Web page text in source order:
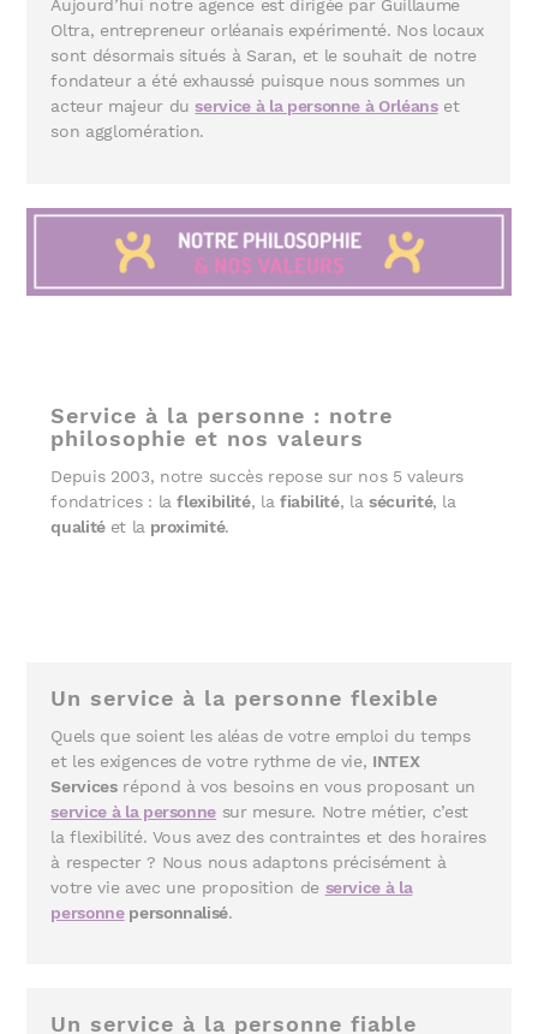
Aujourd’hui notre agence est dirigée par Guillaume
Oltra, entrepreneur orléanais expérimenté. Nos locaux
sont désormais situés à Saran, et le souhait de notre
fondateur a été exhaussé puisque nous sommes un
acteur majeur duservice à la personne à Orléanset
son agglomération.
Service à la personne : notre
philosophie et nos valeurs
Depuis 2003, notre succès repose sur nos 5 valeurs
fondatrices : laflexibilité, la fiabilité, la sécurité, la
qualité et la proximité.
Un service à la personne flexible
Quels que soient les aléas de votre emploi du temps
et les exigences de votre rythme de vie, INTEX
Servicesrépond à vos besoins en vous proposant un
service à la personne sur mesure. Notre métier, c’est
la flexibilité. Vous avez des contraintes et des horaires
à respecter ? Nous nous adaptons précisément à
votre vie avec une proposition de service à la
personnepersonnalisé.
Un service à la personne fiable